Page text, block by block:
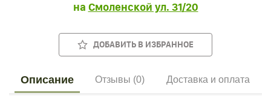
на Смоленской ул. 31/20
ДОБАВИТЬ В ИЗБРАННОЕ
Описание Отзывы (0) Доставка и оплата